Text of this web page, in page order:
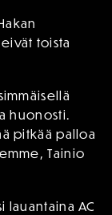
toista
huonosti.
pitkää palloa
Tainio
lauantaina AC